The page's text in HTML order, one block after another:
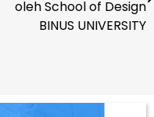
oleh School of Design
BINUS UNIVERSITY